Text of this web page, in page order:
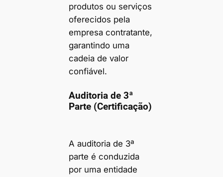
produtos ou serviços
oferecidos pela
empresa contratante,
garantindo uma
cadeia de valor
confiável.
Auditoria de 3ª
Parte (Certificação)
A auditoria de 3ª
parte é conduzida
por uma entidade